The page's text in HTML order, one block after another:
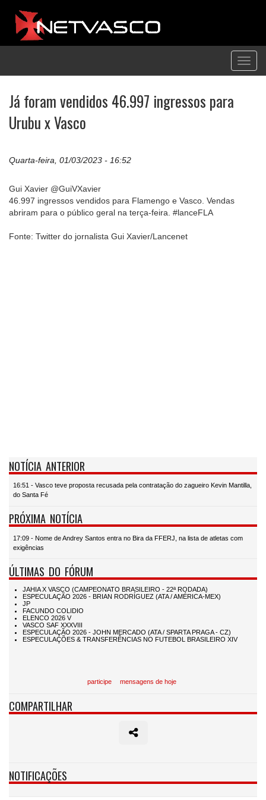
Já foram vendidos 46.997 ingressos para
Urubu x Vasco
Quarta-feira, 01/03/2023 - 16:52
Gui Xavier @GuiVXavier
46.997 ingressos vendidos para Flamengo e Vasco. Vendas
abriram para o público geral na terça-feira. #lanceFLA
Fonte: Twitter do jornalista Gui Xavier/Lancenet
NOTÍCIA ANTERIOR
16:51 - Vasco teve proposta recusada pela contratação do zagueiro Kevin Mantilla,
do Santa Fé
PRÓXIMA NOTÍCIA
17:09 - Nome de Andrey Santos entra no Bira da FFERJ, na lista de atletas com
exigências
ÚLTIMAS DO FÓRUM
participe mensagens de hoje
COMPARTILHAR
NOTIFICAÇÕES